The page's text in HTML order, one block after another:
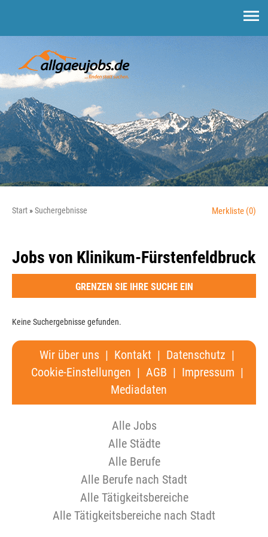
Start Suchergebnisse Merkliste (0)
Jobs von Klinikum-Fürstenfeldbruck
GRENZEN SIE IHRE SUCHE EIN
Keine Suchergebnisse gefunden.
Wir über uns | Kontakt | Datenschutz |
Cookie-Einstellungen | AGB | Impressum |
Mediadaten
Alle Jobs
Alle Städte
Alle Berufe
Alle Berufe nach Stadt
Alle Tätigkeitsbereiche
Alle Tätigkeitsbereiche nach Stadt